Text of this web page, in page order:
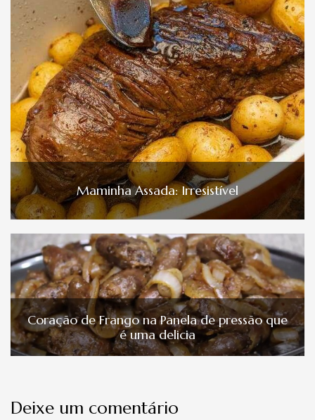
Maminha Assada: Irresistível
Coração de Frango na Panela de pressão que
é uma delicia
Deixe um comentário